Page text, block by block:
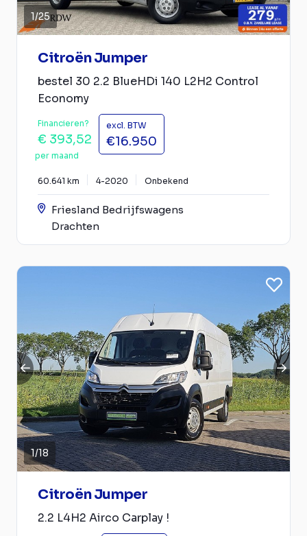
1/25
Citroën Jumper
bestel 30 2.2 BlueHDi 140 L2H2 Control
Economy
Financieren?
€ 393,52
per maand
excl. BTW
€16.950
60.641 km 4-2020 Onbekend
Friesland Bedrijfswagens
Drachten
1/18
Citroën Jumper
2.2 L4H2 Airco Carplay !